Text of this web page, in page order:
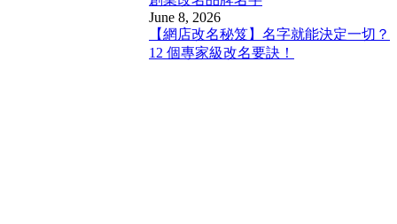
June 8, 2026
【網店改名秘笈】名字就能決定一切？
12 個專家級改名要訣！